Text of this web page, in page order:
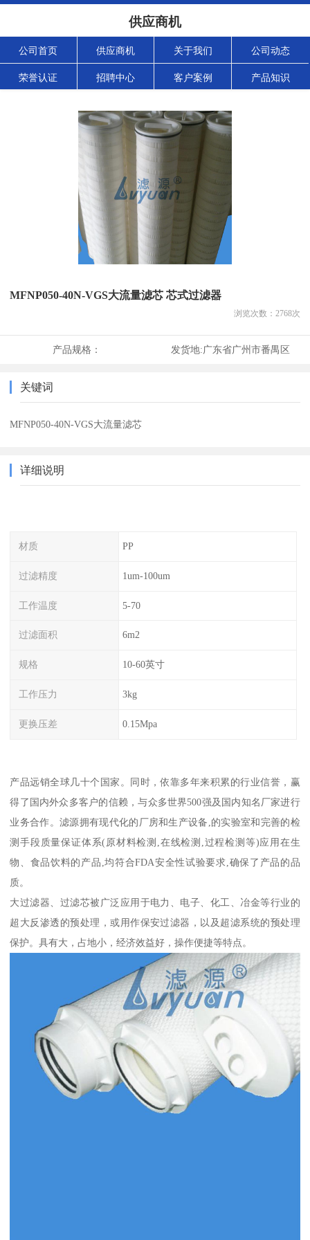
供应商机
公司首页 供应商机 关于我们 公司动态
荣誉认证 招聘中心 客户案例 产品知识
MFNP050-40N-VGS大流量滤芯 芯式过滤器
浏览次数： 2768次
产品规格： 发货地:广东省广州市番禺区
关键词
MFNP050-40N-VGS大流量滤芯
详细说明
材质 PP
过滤精度 1um-100um
工作温度 5-70
过滤面积 6m2
规格 10-60英寸
工作压力 3kg
更换压差 0.15Mpa
产品远销全球几十个国家。同时，依靠多年来积累的行业信誉，赢
得了国内外众多客户的信赖，与众多世界500强及国内知名厂家进行
业务合作。滤源拥有现代化的厂房和生产设备,的实验室和完善的检
测手段质量保证体系(原材料检测,在线检测,过程检测等)应用在生
物、食品饮料的产品,均符合FDA安全性试验要求,确保了产品的品
质。
大过滤器、过滤芯被广泛应用于电力、电子、化工、冶金等行业的
超大反渗透的预处理，或用作保安过滤器，以及超滤系统的预处理
保护。具有大，占地小，经济效益好，操作便捷等特点。